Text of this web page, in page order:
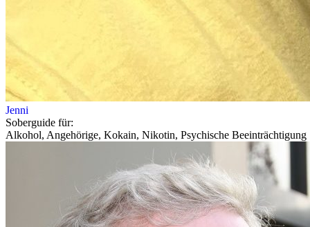
Jenni
Soberguide für:
Alkohol, Angehörige, Kokain, Nikotin, Psychische Beeinträchtigung